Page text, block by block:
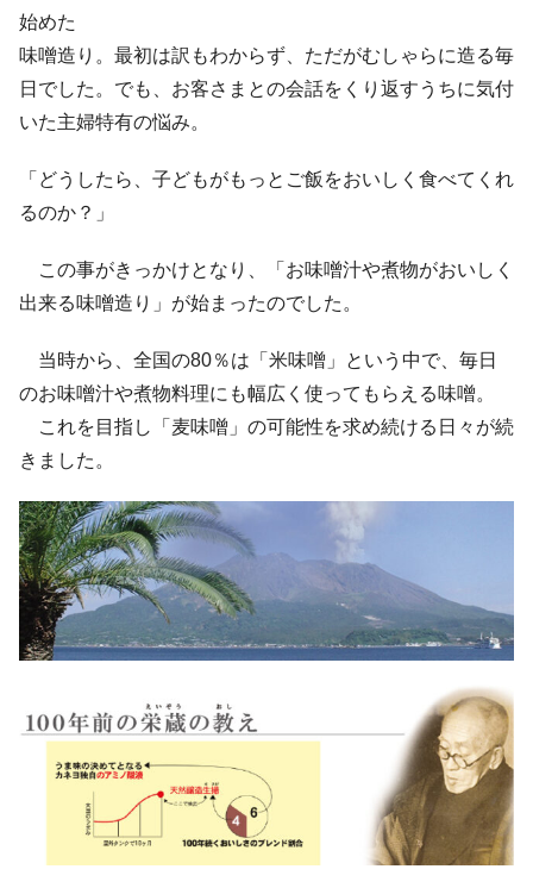
始めた
味噌造り。最初は訳もわからず、ただがむしゃらに造る毎
日でした。でも、お客さまとの会話をくり返すうちに気付
いた主婦特有の悩み。
「どうしたら、子どもがもっとご飯をおいしく食べてくれ
るのか？」
この事がきっかけとなり、「お味噌汁や煮物がおいしく
出来る味噌造り」が始まったのでした。
当時から、全国の80％は「米味噌」という中で、毎日
のお味噌汁や煮物料理にも幅広く使ってもらえる味噌。
これを目指し「麦味噌」の可能性を求め続ける日々が続
きました。